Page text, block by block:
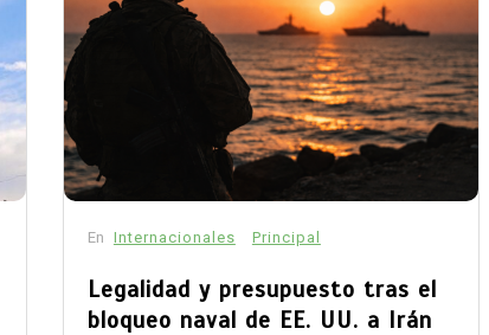
En Internacionales Principal
Legalidad y presupuesto tras el
bloqueo naval de EE. UU. a Irán